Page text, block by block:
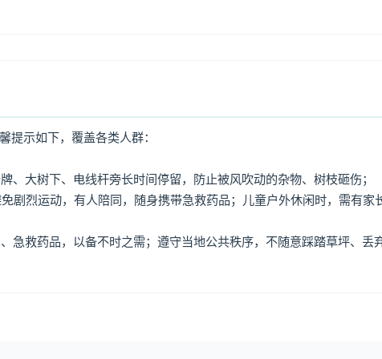
提示如下，覆盖各类人群：
、大树下、电线杆旁长时间停留，防止被风吹动的杂物、树枝砸伤；
剧烈运动，有人陪同，随身携带急救药品；儿童户外休闲时，需有家
急救药品，以备不时之需；遵守当地公共秩序，不随意踩踏草坪、丢